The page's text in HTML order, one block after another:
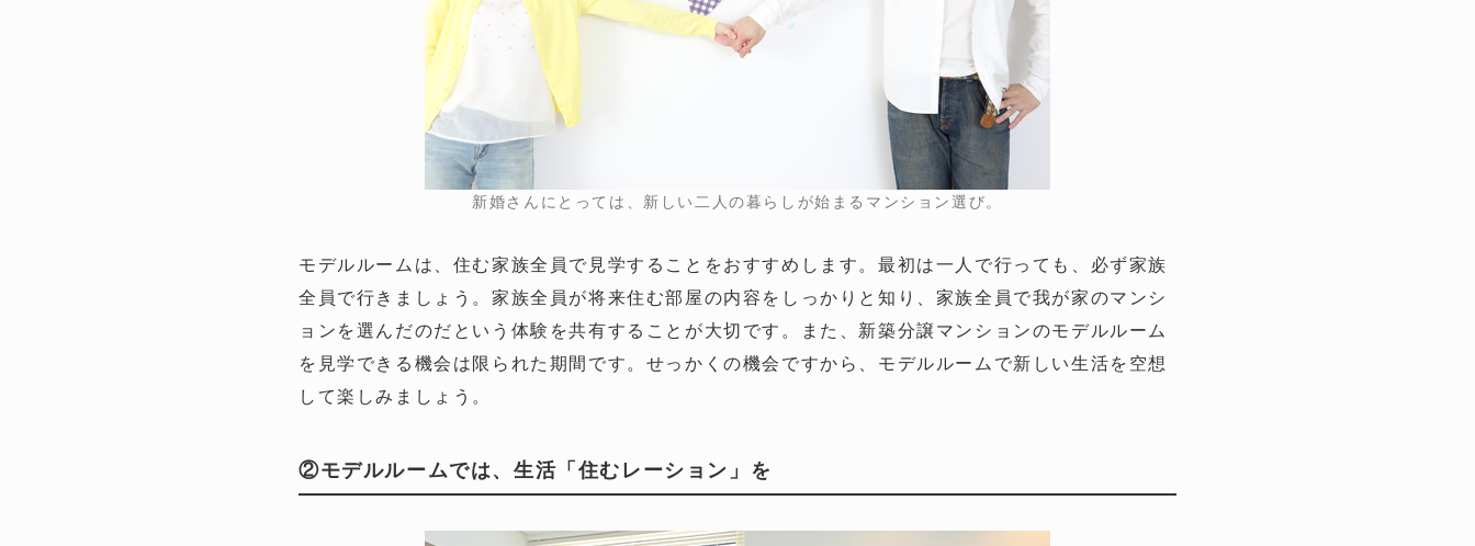
新婚さんにとっては、新しい二人の暮らしが始まるマンション選び。
モデルルームは、住む家族全員で見学することをおすすめします。最初は一人で行っても、必ず家族
全員で行きましょう。家族全員が将来住む部屋の内容をしっかりと知り、家族全員で我が家のマンシ
ョンを選んだのだという体験を共有することが大切です。また、新築分譲マンションのモデルルーム
を見学できる機会は限られた期間です。せっかくの機会ですから、モデルルームで新しい生活を空想
して楽しみましょう。
②モデルルームでは、生活「住むレーション」を